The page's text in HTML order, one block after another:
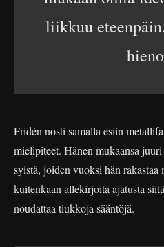
liikkuu
Fridén nosti samalla esiin
mielipiteet. Hänen mukaansa
syistä, joiden vuoksi hän
kuitenkaan allekirjoita ajatusta
noudattaa tiukkoja sääntöjä.